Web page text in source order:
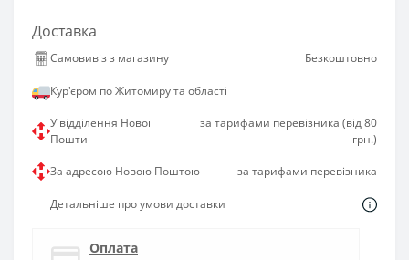
Доставка
Самовивіз з магазину Безкоштовно
Кур'єром по Житомиру та області
У відділення Нової
Пошти
за тарифами перевізника (від 80
грн.)
За адресою Новою Поштою за тарифами перевізника
Детальніше про умови доставки
Оплата